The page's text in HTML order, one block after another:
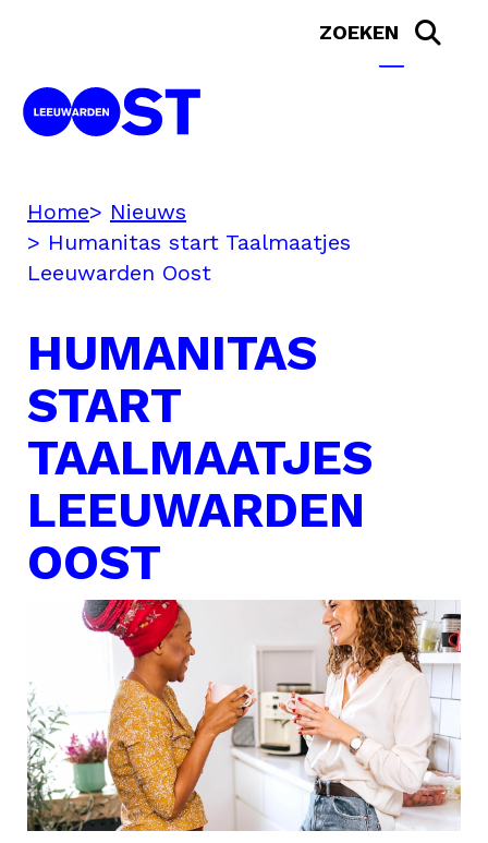
Home
Nieuws
Humanitas start Taalmaatjes
Leeuwarden Oost
HUMANITAS
START
TAALMAATJES
LEEUWARDEN
OOST